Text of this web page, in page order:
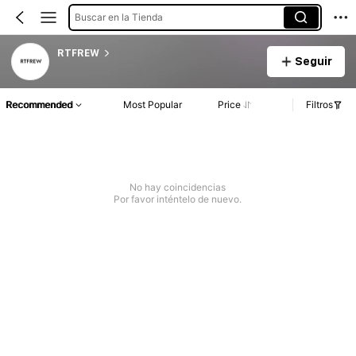
Buscar en la Tienda
RTFREW
Seguir
Recommended Most Popular Price Filtros
No hay coincidencias
Por favor inténtelo de nuevo.